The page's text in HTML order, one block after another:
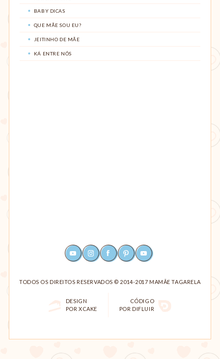
BABY DICAS
QUE MÃE SOU EU?
JEITINHO DE MÃE
KÁ ENTRE NÓS
YOUTUBEINSTAGRAMFACEBOOKPINTEREST
TODOS OS DIREITOS RESERVADOS © 2014-2017 MAMÃE TAGARELA
DESIGN
POR XCAKE
CÓDIGO
POR DIFLUIR